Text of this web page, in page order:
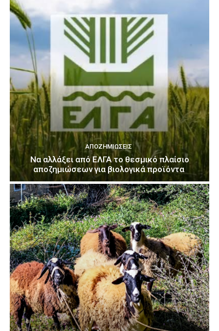
ΑΠΟΖΗΜΙΏΣΕΙΣ
Να αλλάξει από ΕΛΓΑ το θεσμικό πλαίσιο
αποζημιώσεων για βιολογικά προϊόντα